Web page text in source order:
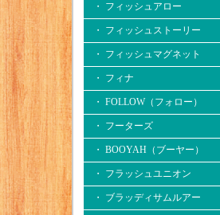
・ フィッシュアロー
・ フィッシュストーリー
・ フィッシュマグネット
・ フィナ
・ FOLLOW（フォロー）
・ フーターズ
・ BOOYAH（ブーヤー）
・ フラッシュユニオン
・ ブラッディサムルアー